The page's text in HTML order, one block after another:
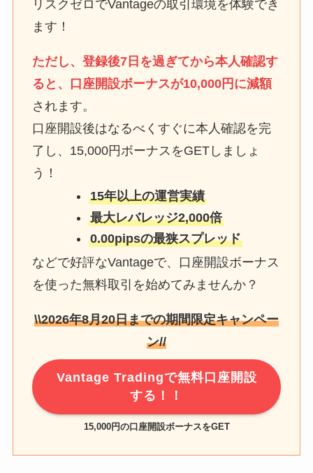
リスクゼロでVantageの取引環境を体験でき
ます！
ただし、登録後7日を過ぎてから本人確認す
ると、口座開設ボーナスが10,000円に減額
されます。
口座開設後はなるべくすぐに本人確認を完
了し、15,000円ボーナスをGETしましょ
う！
15年以上の運営実績
最大レバレッジ2,000倍
0.00pipsの最狭スプレッド
などで好評なVantageで、口座開設ボーナス
を使った無料取引を始めてみませんか？
\\2026年8月20日までの期間限定キャンペー
ン//
Vantage Tradingで無料口座開設
する！！
15,000円の口座開設ボーナスをGET